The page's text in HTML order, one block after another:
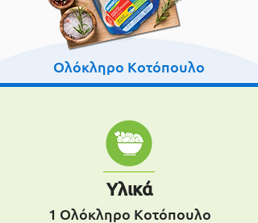
Ολόκληρο Κοτόπουλο
Υλικά
1 Ολόκληρο Κοτόπουλο